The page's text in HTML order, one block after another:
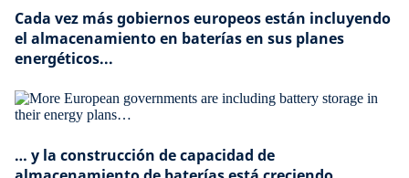
Cada vez más gobiernos europeos están incluyendo
el almacenamiento en baterías en sus planes
energéticos...
… y la construcción de capacidad de